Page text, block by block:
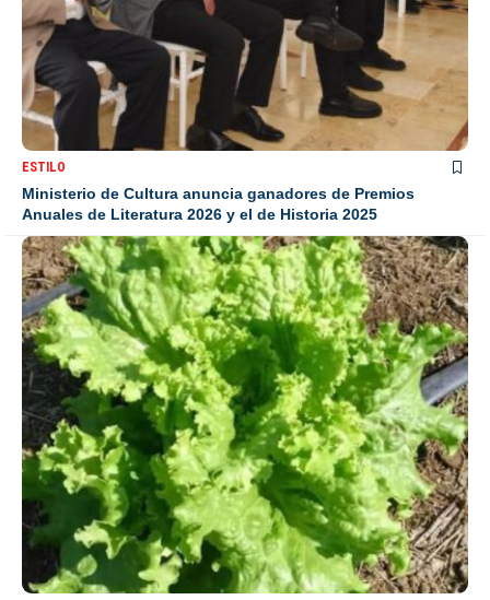
ESTILO
Ministerio de Cultura anuncia ganadores de Premios
Anuales de Literatura 2026 y el de Historia 2025